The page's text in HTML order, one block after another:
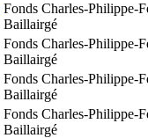
Fonds Charles-Philippe-
Baillairgé
Fonds Charles-Philippe-
Baillairgé
Fonds Charles-Philippe-
Baillairgé
Fonds Charles-Philippe-
Baillairgé